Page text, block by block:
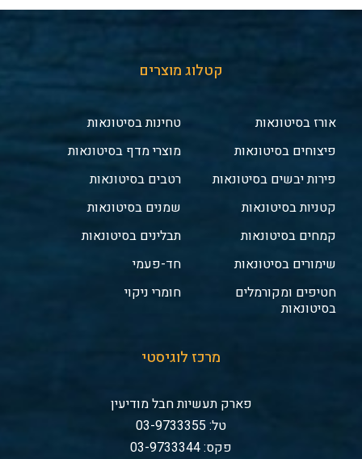
קטלוג מוצרים
אורז בסיטונאות
פיצוחים בסיטונאות
פירות יבשים בסיטונאות
קטניות בסיטונאות
קמחים בסיטונאות
שימורים בסיטונאות
חטיפים ומקורמלים
בסיטונאות
טחינות בסיטונאות
מוצרי מדף בסיטונאות
רטבים בסיטונאות
שמנים בסיטונאות
תבלינים בסיטונאות
חד-פעמי
חומרי ניקוי
מרכז לוגיסטי
פארק תעשיות חבל מודיעין
טל: 03-9733355
פקס: 03-9733344